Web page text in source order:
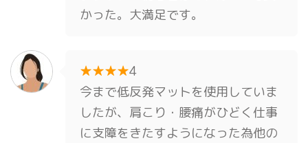
かった。大満足です。
★★★★4
今まで低反発マットを使用していま
したが、肩こり・腰痛がひどく仕事
に支障をきたすようになった為他の